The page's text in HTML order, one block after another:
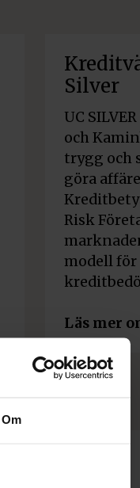
Om
Silver
UC
och
trygg och
göra
Risk
modell för
Läs mer